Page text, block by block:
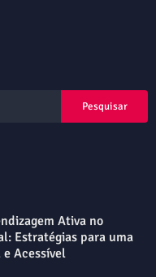
Ativa no
Estratégias para uma
Acessível